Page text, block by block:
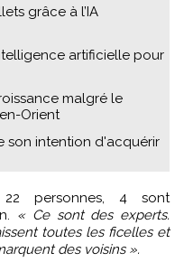
grâce à l’IA
artificielle pour
malgré le
Orient
son intention d'acquérir
« Ce sont des experts.
toutes les ficelles et
des voisins ».